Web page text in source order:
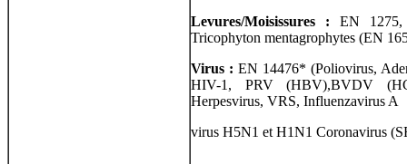
Levures/Moisissures : EN
Tricophyton mentagrophytes (EN
Virus : EN 14476* (Poliovirus,
HIV-1, PRV (HBV),BVDV
Herpesvirus, VRS, Influenzavirus A
virus H5N1 et H1N1 Coronavirus